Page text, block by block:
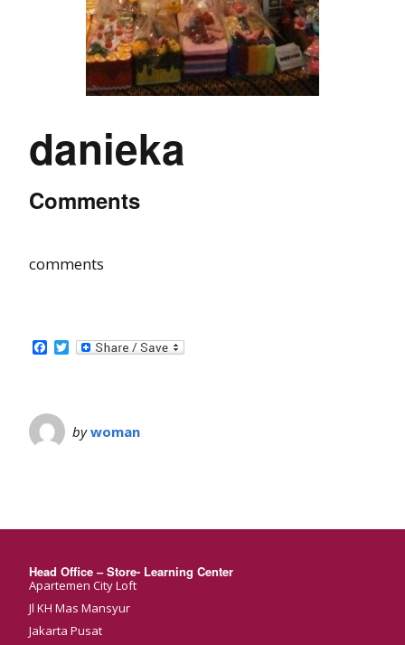
danieka
Comments
comments
Facebook
Twitter
bywoman
Head Office – Store- Learning Center
Apartemen City Loft
Jl KH Mas Mansyur
Jakarta Pusat